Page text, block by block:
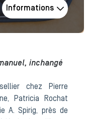
Informations
inchangé
chez Pierre
Patricia Rochat
A. Spirig, près de